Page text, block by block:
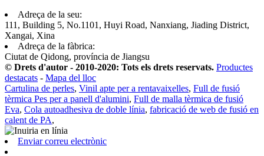
Adreça de la seu:
111, Building 5, No.1101, Huyi Road, Nanxiang, Jiading District,
Xangai, Xina
Adreça de la fàbrica:
Ciutat de Qidong, província de Jiangsu
© Drets d'autor - 2010-2020: Tots els drets reservats. Productes
destacats - Mapa del lloc
Cartulina de perles, Vinil apte per a rentavaixelles, Full de fusió
tèrmica Pes per a panell d'alumini, Full de malla tèrmica de fusió
Eva, Cola autoadhesiva de doble línia, fabricació de web de fusió en
calent de PA,
Enviar correu electrònic